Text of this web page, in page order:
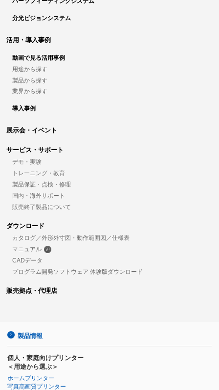
分光ビジョンシステム
活用・導入事例
動画で見る活用事例
用途から探す
製品から探す
業界から探す
導入事例
展示会・イベント
サービス・サポート
デモ・実験
トレーニング・教育
製品保証・点検・修理
国内・海外サポート
販売終了製品について
ダウンロード
カタログ／外形外寸図・動作範囲図／仕様表
マニュアル
CADデータ
プログラム開発ソフトウェア 体験版ダウンロード
販売拠点・代理店
製品情報
個人・家庭向けプリンター
＜用途から選ぶ＞
ホームプリンター
写真高画質プリンター